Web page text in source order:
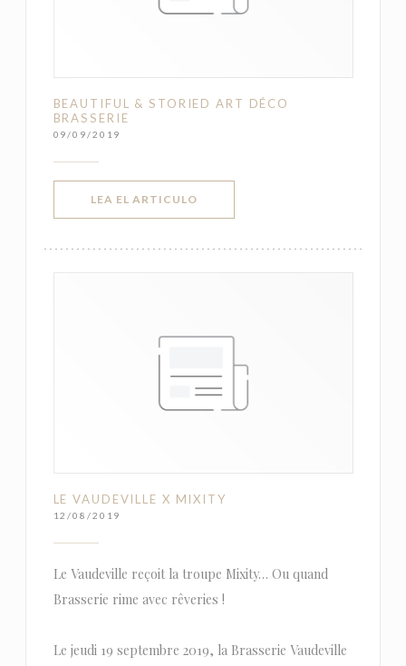
BEAUTIFUL & STORIED ART DÉCO
BRASSERIE
09/09/2019
LEA EL ARTICULO((ABRE EN UNA NUEVA VENTANA))
LE VAUDEVILLE X MIXITY
12/08/2019
Le Vaudeville reçoit la troupe Mixity… Ou quand
Brasserie rime avec rêveries !
Le jeudi 19 septembre 2019, la Brasserie Vaudeville